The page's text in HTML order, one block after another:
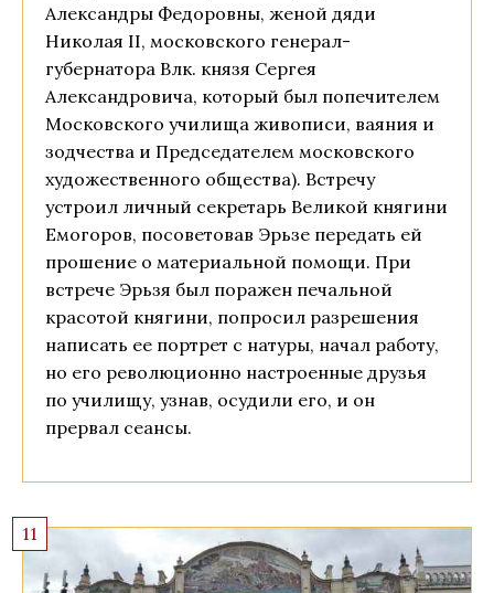
Александры Федоровны, женой дяди
Николая II, московского генерал-
губернатора Влк. князя Сергея
Александровича, который был попечителем
Московского училища живописи, ваяния и
зодчества и Председателем московского
художественного общества). Встречу
устроил личный секретарь Великой княгини
Емогоров, посоветовав Эрьзе передать ей
прошение о материальной помощи. При
встрече Эрьзя был поражен печальной
красотой княгини, попросил разрешения
написать ее портрет с натуры, начал работу,
но его революционно настроенные друзья
по училищу, узнав, осудили его, и он
прервал сеансы.
11